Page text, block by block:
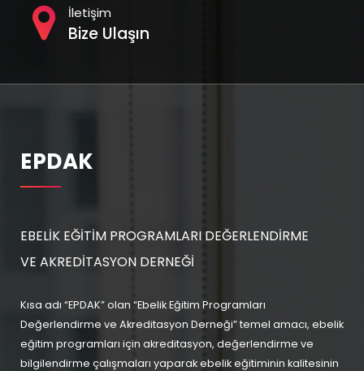
İletişim
Bize Ulaşın
EPDAK
EBELİK EĞİTİM PROGRAMLARI DEĞERLENDİRME
VE AKREDİTASYON DERNEĞİ
Kısa adı “EPDAK” olan “Ebelik Eğitim Programları
Değerlendirme ve Akreditasyon Derneği” temel amacı, ebelik
eğitim programları için akreditasyon, değerlendirme ve
bilgilendirme çalışmaları yaparak ebelik eğitiminin kalitesinin